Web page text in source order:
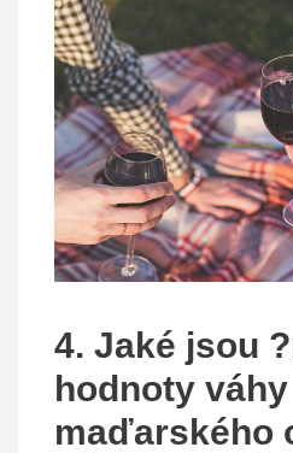
4. Jaké jsou
hodnoty
maďarského